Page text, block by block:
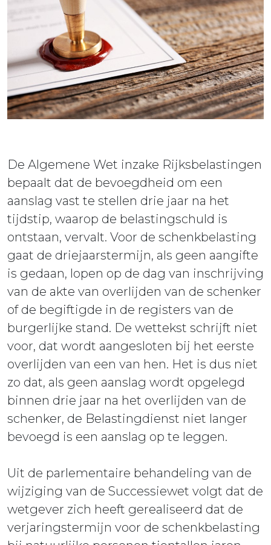
De Algemene Wet inzake Rijksbelastingen
bepaalt dat de bevoegdheid om een
aanslag vast te stellen drie jaar na het
tijdstip, waarop de belastingschuld is
ontstaan, vervalt. Voor de schenkbelasting
gaat de driejaarstermijn, als geen aangifte
is gedaan, lopen op de dag van inschrijving
van de akte van overlijden van de schenker
of de begiftigde in de registers van de
burgerlijke stand. De wettekst schrijft niet
voor, dat wordt aangesloten bij het eerste
overlijden van een van hen. Het is dus niet
zo dat, als geen aanslag wordt opgelegd
binnen drie jaar na het overlijden van de
schenker, de Belastingdienst niet langer
bevoegd is een aanslag op te leggen.
Uit de parlementaire behandeling van de
wijziging van de Successiewet volgt dat de
wetgever zich heeft gerealiseerd dat de
verjaringstermijn voor de schenkbelasting